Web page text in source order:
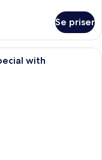
Se priser
med en seng, to
with